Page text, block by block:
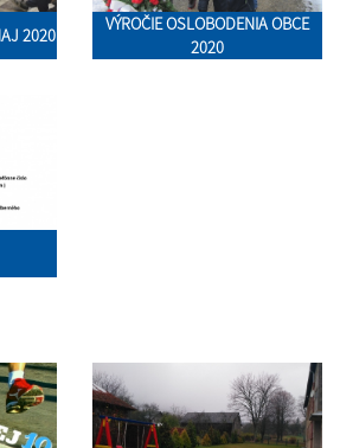
2020
VÝROČIE OSLOBODENIA OBCE
2020